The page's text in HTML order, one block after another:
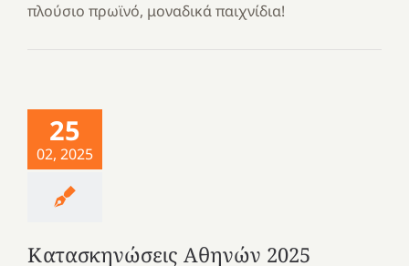
πλούσιο πρωϊνό, μοναδικά παιχνίδια!
25
02, 2025
Κατασκηνώσεις Αθηνών 2025